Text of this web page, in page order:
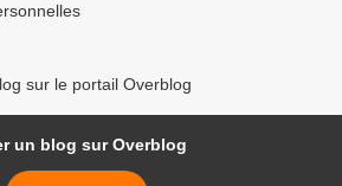
sur le portail Overblog
un blog sur Overblog